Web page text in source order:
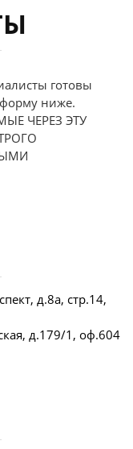
готовы
форму ниже.
ЧЕРЕЗ ЭТУ
д.8а, стр.14,
д.179/1, оф.604